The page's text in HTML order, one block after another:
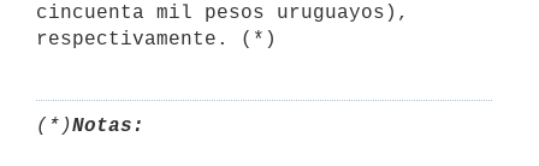
cincuenta mil pesos uruguayos),
(*)Notas: